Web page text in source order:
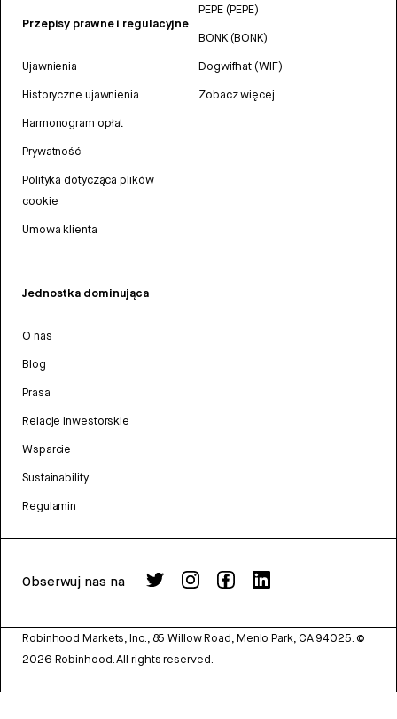
Przepisy prawne i regulacyjne
Ujawnienia
Historyczne ujawnienia
Harmonogram opłat
Prywatność
Polityka dotycząca plików
cookie
Umowa klienta
PEPE (PEPE)
BONK (BONK)
Dogwifhat (WIF)
Zobacz więcej
Jednostka dominująca
O nas
Blog
Prasa
Relacje inwestorskie
Wsparcie
Sustainability
Regulamin
Obserwuj nas na
Robinhood Markets, Inc., 85 Willow Road, Menlo Park, CA 94025. ©
2026 Robinhood. All rights reserved.